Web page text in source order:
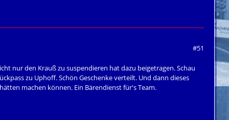
#51
nur den Krauß zu suspendieren hat dazu beigetragen. Schau
zu Uphoff. Schön Geschenke verteilt. Und dann dieses
machen können. Ein Bärendienst für's Team.